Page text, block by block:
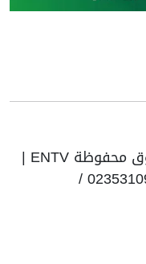
© حقوق النشر 2025، جميع الحقوق محفوظة ENTV |
الهاتف: 023531010 | فاكس: 023531093 /